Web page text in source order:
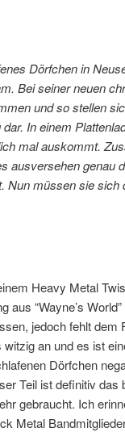
Dörfchen in
Bei seiner neuen
und so stellen
In einem
mal auskommt.
ausversehen genau
Nun müssen sie sich
Heavy Metal
“Wayne’s World”
jedoch fehlt dem
an und es ist
Dörfchen
Teil ist definitiv das
gebraucht. Ich
Metal